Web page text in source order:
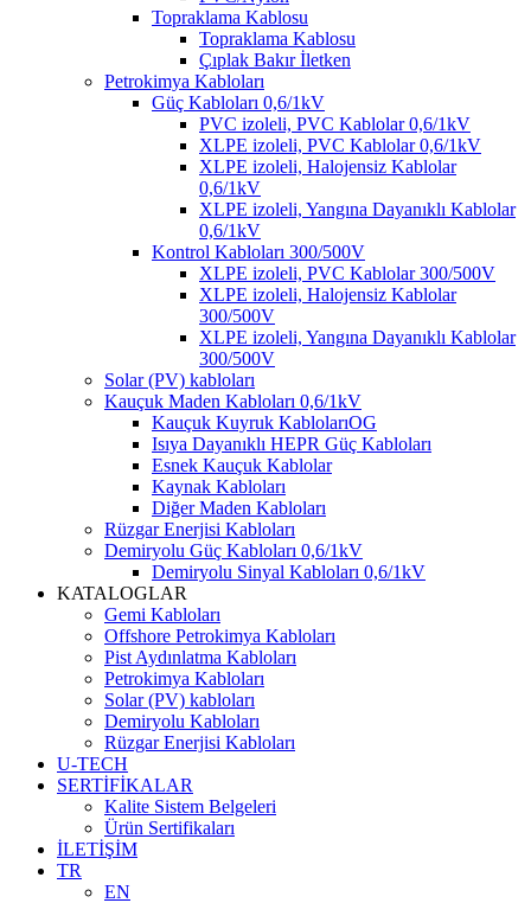
Topraklama Kablosu
Topraklama Kablosu
Çıplak Bakır İletken
Petrokimya Kabloları
Güç Kabloları 0,6/1kV
PVC izoleli, PVC Kablolar 0,6/1kV
XLPE izoleli, PVC Kablolar 0,6/1kV
XLPE izoleli, Halojensiz Kablolar
0,6/1kV
XLPE izoleli, Yangına Dayanıklı Kablolar
0,6/1kV
Kontrol Kabloları 300/500V
XLPE izoleli, PVC Kablolar 300/500V
XLPE izoleli, Halojensiz Kablolar
300/500V
XLPE izoleli, Yangına Dayanıklı Kablolar
300/500V
Solar (PV) kabloları
Kauçuk Maden Kabloları 0,6/1kV
Kauçuk Kuyruk KablolarıOG
Isıya Dayanıklı HEPR Güç Kabloları
Esnek Kauçuk Kablolar
Kaynak Kabloları
Diğer Maden Kabloları
Rüzgar Enerjisi Kabloları
Demiryolu Güç Kabloları 0,6/1kV
Demiryolu Sinyal Kabloları 0,6/1kV
KATALOGLAR
Gemi Kabloları
Offshore Petrokimya Kabloları
Pist Aydınlatma Kabloları
Petrokimya Kabloları
Solar (PV) kabloları
Demiryolu Kabloları
Rüzgar Enerjisi Kabloları
U-TECH
SERTİFİKALAR
Kalite Sistem Belgeleri
Ürün Sertifikaları
İLETİŞİM
TR
EN